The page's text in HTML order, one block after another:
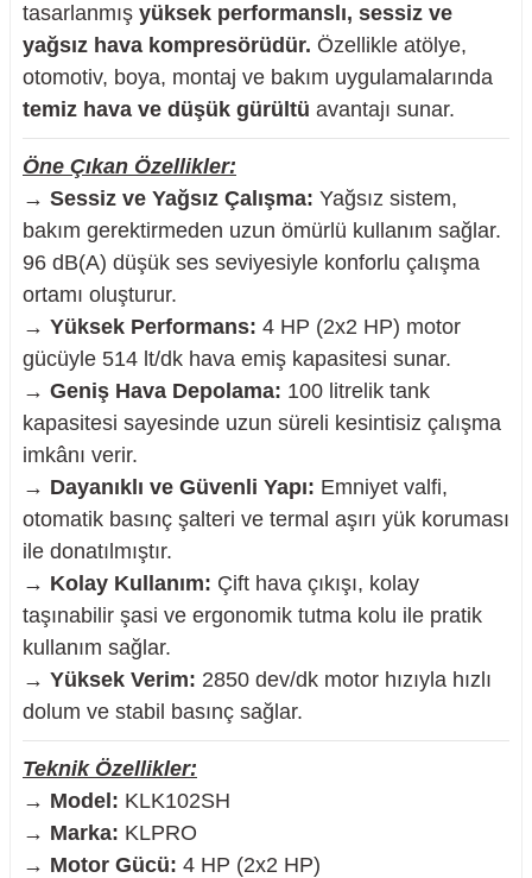
Ucu
ve Lehim Teli
tasarlanmış yüksek performanslı, sessiz ve
yağsız hava kompresörüdür. Özellikle atölye,
otomotiv, boya, montaj ve bakım uygulamalarında
temiz hava ve düşük gürültü avantajı sunar.
Öne Çıkan Özellikler:
→ Sessiz ve Yağsız Çalışma: Yağsız sistem,
bakım gerektirmeden uzun ömürlü kullanım sağlar.
96 dB(A) düşük ses seviyesiyle konforlu çalışma
ortamı oluşturur.
→ Yüksek Performans: 4 HP (2x2 HP) motor
gücüyle 514 lt/dk hava emiş kapasitesi sunar.
→ Geniş Hava Depolama: 100 litrelik tank
kapasitesi sayesinde uzun süreli kesintisiz çalışma
imkânı verir.
→ Dayanıklı ve Güvenli Yapı: Emniyet valfi,
otomatik basınç şalteri ve termal aşırı yük koruması
ile donatılmıştır.
→ Kolay Kullanım: Çift hava çıkışı, kolay
taşınabilir şasi ve ergonomik tutma kolu ile pratik
kullanım sağlar.
→ Yüksek Verim: 2850 dev/dk motor hızıyla hızlı
dolum ve stabil basınç sağlar.
Teknik Özellikler:
→ Model: KLK102SH
→ Marka: KLPRO
→ Motor Gücü: 4 HP (2x2 HP)